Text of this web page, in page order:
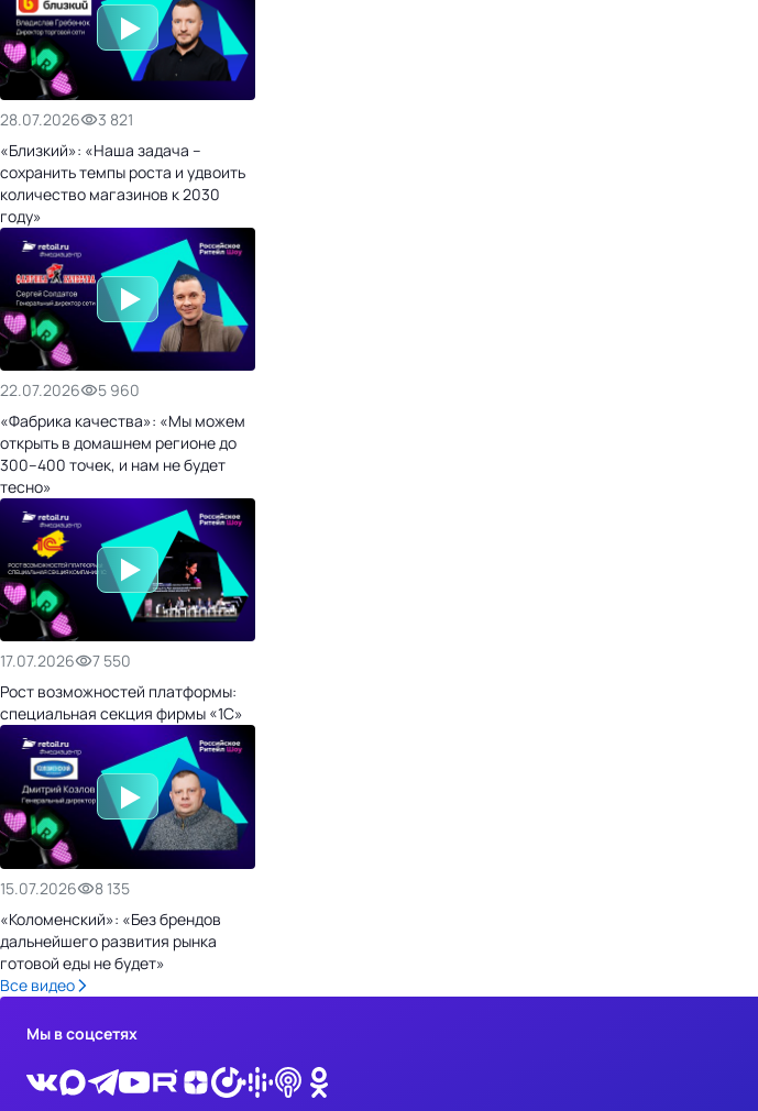
28.07.2026
3 821
«Близкий»: «Наша задача –
сохранить темпы роста и удвоить
количество магазинов к 2030
году»
22.07.2026
5 960
«Фабрика качества»: «Мы можем
открыть в домашнем регионе до
300–400 точек, и нам не будет
тесно»
17.07.2026
7 550
Рост возможностей платформы:
специальная секция фирмы «1С»
15.07.2026
8 135
«Коломенский»: «Без брендов
дальнейшего развития рынка
готовой еды не будет»
Все видео
Мы в соцсетях